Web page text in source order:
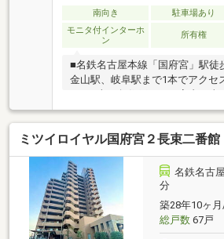
南向き 駐車場あり
モニタ付インターホ
ン
所有権
■名鉄名古屋本線「国府宮」駅徒
金山駅、岐阜駅まで1本でアクセ
あり■南西角住戸のため室内日当
戸からの眺望良好■キッチンから
動線の短い間取り■使い勝手の良
完備で荷物もスッキリ■リフォー
校が近くお子様の通学時安心■ご
Information】□大塚小学校・・
校・・徒歩約3分高御堂中央保育
沢公園・・徒歩約9分□ファミリ
店・・徒歩約5分□ウエルシア稲
分
ミツイロイヤル国府宮２長束二番館
名鉄名古
分
築28年10ヶ
総戸数67戸